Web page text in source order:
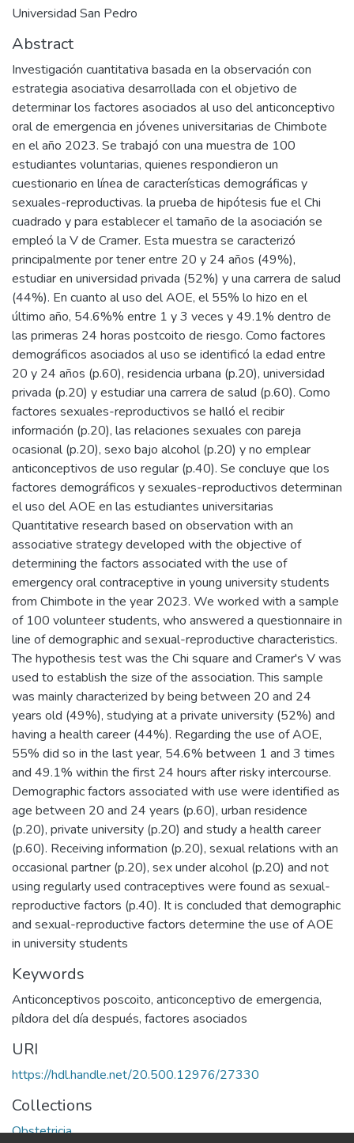
Universidad San Pedro
Abstract
Investigación cuantitativa basada en la observación con
estrategia asociativa desarrollada con el objetivo de
determinar los factores asociados al uso del anticonceptivo
oral de emergencia en jóvenes universitarias de Chimbote
en el año 2023. Se trabajó con una muestra de 100
estudiantes voluntarias, quienes respondieron un
cuestionario en línea de características demográficas y
sexuales-reproductivas. la prueba de hipótesis fue el Chi
cuadrado y para establecer el tamaño de la asociación se
empleó la V de Cramer. Esta muestra se caracterizó
principalmente por tener entre 20 y 24 años (49%),
estudiar en universidad privada (52%) y una carrera de salud
(44%). En cuanto al uso del AOE, el 55% lo hizo en el
último año, 54.6%% entre 1 y 3 veces y 49.1% dentro de
las primeras 24 horas postcoito de riesgo. Como factores
demográficos asociados al uso se identificó la edad entre
20 y 24 años (p.60), residencia urbana (p.20), universidad
privada (p.20) y estudiar una carrera de salud (p.60). Como
factores sexuales-reproductivos se halló el recibir
información (p.20), las relaciones sexuales con pareja
ocasional (p.20), sexo bajo alcohol (p.20) y no emplear
anticonceptivos de uso regular (p.40). Se concluye que los
factores demográficos y sexuales-reproductivos determinan
el uso del AOE en las estudiantes universitarias
Quantitative research based on observation with an
associative strategy developed with the objective of
determining the factors associated with the use of
emergency oral contraceptive in young university students
from Chimbote in the year 2023. We worked with a sample
of 100 volunteer students, who answered a questionnaire in
line of demographic and sexual-reproductive characteristics.
The hypothesis test was the Chi square and Cramer's V was
used to establish the size of the association. This sample
was mainly characterized by being between 20 and 24
years old (49%), studying at a private university (52%) and
having a health career (44%). Regarding the use of AOE,
55% did so in the last year, 54.6% between 1 and 3 times
and 49.1% within the first 24 hours after risky intercourse.
Demographic factors associated with use were identified as
age between 20 and 24 years (p.60), urban residence
(p.20), private university (p.20) and study a health career
(p.60). Receiving information (p.20), sexual relations with an
occasional partner (p.20), sex under alcohol (p.20) and not
using regularly used contraceptives were found as sexual-
reproductive factors (p.40). It is concluded that demographic
and sexual-reproductive factors determine the use of AOE
in university students
Keywords
Anticonceptivos poscoito, anticonceptivo de emergencia,
píldora del día después, factores asociados
URI
https://hdl.handle.net/20.500.12976/27330
Collections
Obstetricia